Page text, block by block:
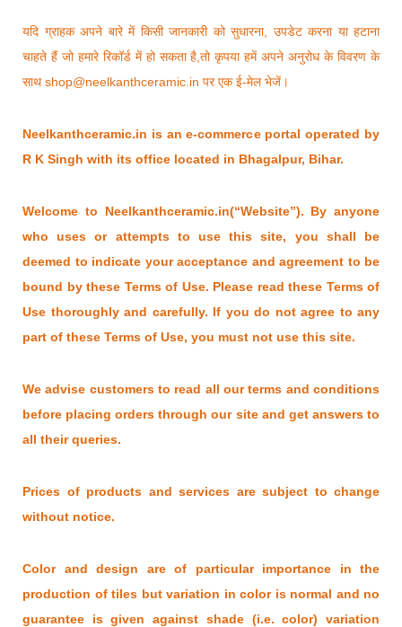
यदि ग्राहक अपने बारे में किसी जानकारी को सुधारना, उपडेट करना या हटाना
चाहते हैं जो हमारे रिकॉर्ड में हो सकता है,तो कृपया हमें अपने अनुरोध के विवरण के
साथ shop@neelkanthceramic.in पर एक ई-मेल भेजें।
Neelkanthceramic.in is an e-commerce portal operated by
R K Singh with its office located in Bhagalpur, Bihar.
Welcome to Neelkanthceramic.in(“Website”). By anyone
who uses or attempts to use this site, you shall be
deemed to indicate your acceptance and agreement to be
bound by these Terms of Use. Please read these Terms of
Use thoroughly and carefully. If you do not agree to any
part of these Terms of Use, you must not use this site.
We advise customers to read all our terms and conditions
before placing orders through our site and get answers to
all their queries.
Prices of products and services are subject to change
without notice.
Color and design are of particular importance in the
production of tiles but variation in color is normal and no
guarantee is given against shade (i.e. color) variation